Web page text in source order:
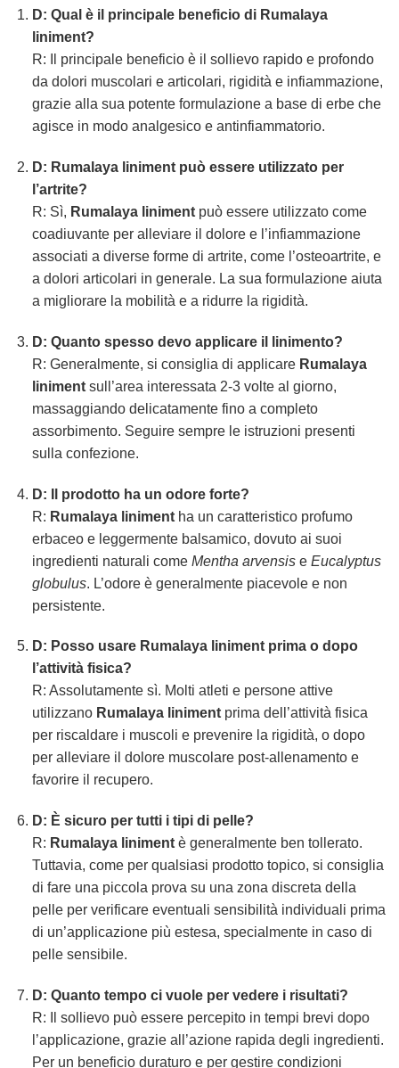
D: Qual è il principale beneficio di Rumalaya
liniment?
R: Il principale beneficio è il sollievo rapido e profondo
da dolori muscolari e articolari, rigidità e infiammazione,
grazie alla sua potente formulazione a base di erbe che
agisce in modo analgesico e antinfiammatorio.
D: Rumalaya liniment può essere utilizzato per
l’artrite?
R: Sì, Rumalaya linimentpuò essere utilizzato come
coadiuvante per alleviare il dolore e l’infiammazione
associati a diverse forme di artrite, come l’osteoartrite, e
a dolori articolari in generale. La sua formulazione aiuta
a migliorare la mobilità e a ridurre la rigidità.
D: Quanto spesso devo applicare il linimento?
R: Generalmente, si consiglia di applicare Rumalaya
linimentsull’area interessata 2-3 volte al giorno,
massaggiando delicatamente fino a completo
assorbimento. Seguire sempre le istruzioni presenti
sulla confezione.
D: Il prodotto ha un odore forte?
R: Rumalaya linimentha un caratteristico profumo
erbaceo e leggermente balsamico, dovuto ai suoi
ingredienti naturali come Mentha arvensise Eucalyptus
globulus. L’odore è generalmente piacevole e non
persistente.
D: Posso usare Rumalaya liniment prima o dopo
l’attività fisica?
R: Assolutamente sì. Molti atleti e persone attive
utilizzano Rumalaya linimentprima dell’attività fisica
per riscaldare i muscoli e prevenire la rigidità, o dopo
per alleviare il dolore muscolare post-allenamento e
favorire il recupero.
D: È sicuro per tutti i tipi di pelle?
R: Rumalaya linimentè generalmente ben tollerato.
Tuttavia, come per qualsiasi prodotto topico, si consiglia
di fare una piccola prova su una zona discreta della
pelle per verificare eventuali sensibilità individuali prima
di un’applicazione più estesa, specialmente in caso di
pelle sensibile.
D: Quanto tempo ci vuole per vedere i risultati?
R: Il sollievo può essere percepito in tempi brevi dopo
l’applicazione, grazie all’azione rapida degli ingredienti.
Per un beneficio duraturo e per gestire condizioni